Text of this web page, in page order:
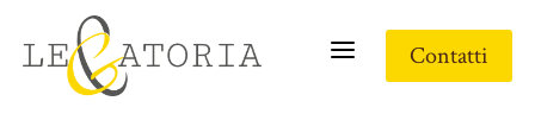
a Contatti